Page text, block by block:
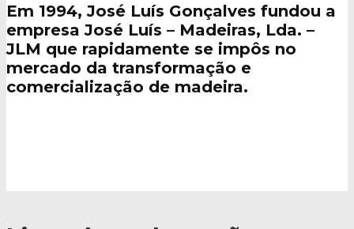
Em 1994, José Luís Gonçalves fundou a
empresa José Luís – Madeiras, Lda. –
JLM que rapidamente se impôs no
mercado da transformação e
comercialização de madeira.